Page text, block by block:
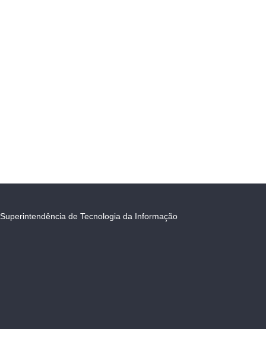
Superintendência de Tecnologia da Informação